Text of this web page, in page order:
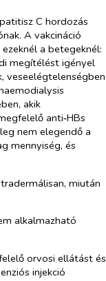
C hordozás
A vakcináció
a betegeknél:
megítélést igényel
veseelégtelenségben
akik
anti‑HBs
nem elegendő a
mennyiség, és
miután
alkalmazható
orvosi ellátást és
injekció